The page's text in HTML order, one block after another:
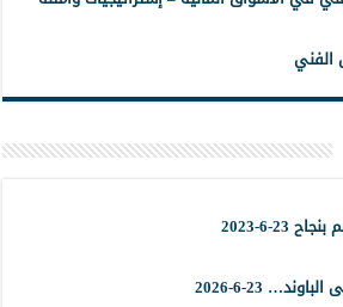
6-2023
23-6-2026